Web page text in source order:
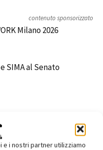
i nostri partner utilizziamo
contenuto sponsorizzato
Milano 2026
SIMA al Senato